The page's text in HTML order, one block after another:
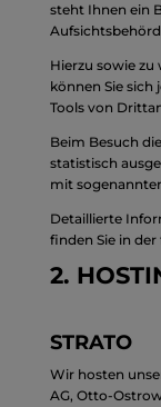
steht Ihnen ein
Hierzu sowie
können Sie sich
Tools von
Beim Besuch
statistisch
mit
Detaillierte
finden Sie in
2.
STRATO
Wir hosten
AG, Otto-